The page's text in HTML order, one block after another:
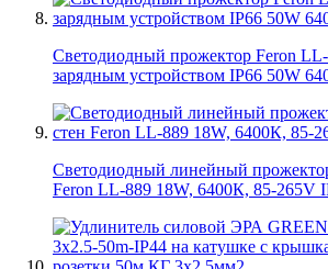
Светодиодный прожектор Feron
зарядным устройством IP66 50W
Светодиодный линейный
Feron LL-889 18W, 6400К, 85-265V